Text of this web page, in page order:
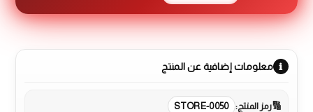
معلومات إضافية عن المنتج
رمز المنتج: STORE-0050